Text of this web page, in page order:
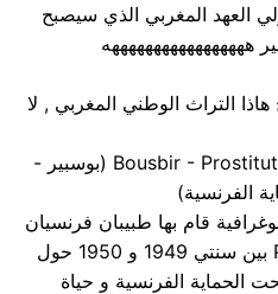
العهد المغربي الذي سيصبح
هههههههههههههههههه
التراث الوطني المغربي , لا
Bousbir - Prostitution dans le Maroc colonial (بوسبير -
الفرنسية)
قام بها طبيبان فرنسيان
Jean Mathieu و P-H. Maury بين سنتي 1949 و 1950 حول
الحماية الفرنسية و حياة